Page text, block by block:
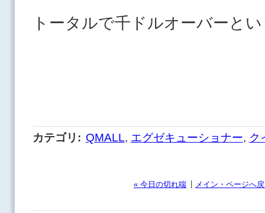
トータルで千ドルオーバーと
カテゴリ : QMALL, エグゼキューショナー, ク
« 今日の切れ端 メイン・ページへ